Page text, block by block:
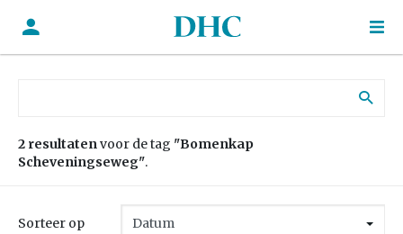
2 resultatenvoor de tag "Bomenkap
Scheveningseweg".
Sorteer op